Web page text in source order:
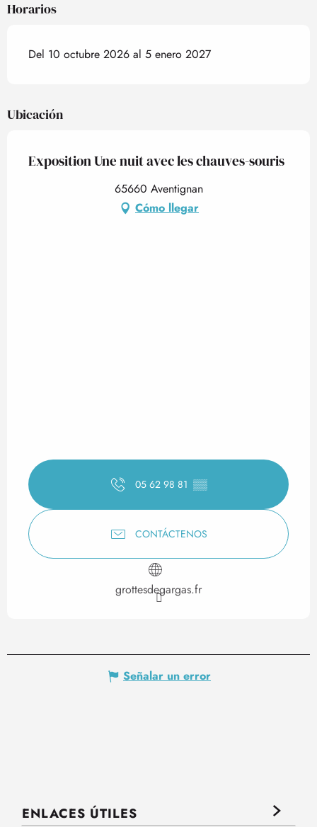
Horarios
Del 10 octubre 2026 al 5 enero 2027
Ubicación
Exposition Une nuit avec les chauves-souris
65660 Aventignan
Cómo llegar
05 62 98 81 ▒▒
CONTÁCTENOS
grottesdegargas.fr
Señalar un error
ENLACES ÚTILES